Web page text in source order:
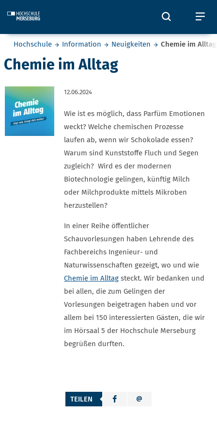
Öffnet
Sie befinden sich hier:
Hochschule Information Neuigkeiten Chemie im Alltag
Chemie im Alltag
12.06.2024
Wie ist es möglich, dass Parfüm Emotionen
weckt? Welche chemischen Prozesse
laufen ab, wenn wir Schokolade essen?
Warum sind Kunststoffe Fluch und Segen
zugleich? Wird es der modernen
Biotechnologie gelingen, künftig Milch
oder Milchprodukte mittels Mikroben
herzustellen?
In einer Reihe öffentlicher
Schauvorlesungen haben Lehrende des
Fachbereichs Ingenieur- und
Naturwissenschaften gezeigt, wo und wie
Chemie im Alltag steckt. Wir bedanken und
bei allen, die zum Gelingen der
Vorlesungen beigetragen haben und vor
allem bei 150 interessierten Gästen, die wir
im Hörsaal 5 der Hochschule Merseburg
begrüßen durften.
TEILEN